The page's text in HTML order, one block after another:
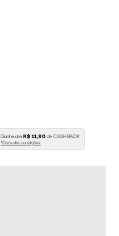
Ganhe atéR$ 11,90de CASHBACK
*Consulte condições